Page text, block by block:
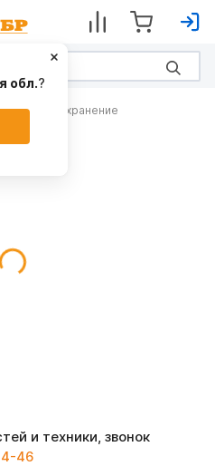
овощей на хранение
и техники, звонок
46
обл.?